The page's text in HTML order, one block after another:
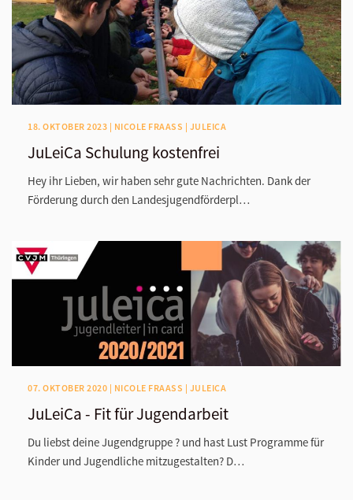
18. OKTOBER 2023 | NICOLE FRAASS | JULEICA
JuLeiCa Schulung kostenfrei
Hey ihr Lieben, wir haben sehr gute Nachrichten. Dank der
Förderung durch den Landesjugendförderpl…
07. OKTOBER 2020 | NICOLE FRAASS | JULEICA
JuLeiCa - Fit für Jugendarbeit
Du liebst deine Jugendgruppe ? und hast Lust Programme für
Kinder und Jugendliche mitzugestalten? D…